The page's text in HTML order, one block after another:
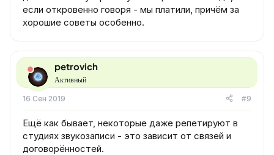
если откровенно говоря - мы платили, причём за
хорошие советы особенно.
petrovich
Активный
16 Сен 2019 #9
Ещё как бывает, некоторые даже репетируют в
студиях звукозаписи - это зависит от связей и
договорённостей.